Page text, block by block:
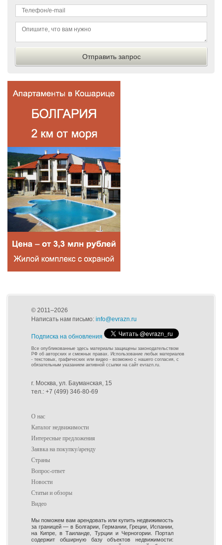
© 2011–2026
Написать нам письмо: info@evrazn.ru
Подписка на обновления
Все опубликованные здесь материалы защищены законодательством
РФ об авторских и смежных правах. Использование любых материалов
- текстовых, графических или видео - возможно с нашего согласия, с
обязательным указанием активной ссылки на сайт evrazn.ru.
г. Москва, ул. Бауманская, 15
тел.: +7 (499) 346-80-69
О нас
Каталог недвижимости
Интересные предложения
Заявка на покупку/аренду
Страны
Вопрос-ответ
Новости
Статьи и обзоры
Видео
Мы поможем вам арендовать или купить недвижимость
за границей — в Болгарии, Германии, Греции, Испании,
на Кипре, в Таиланде, Турции и Черногории. Портал
содержит обширную базу объектов недвижимости: